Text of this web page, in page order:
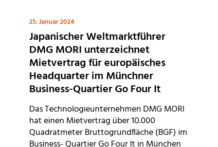
25. Januar 2024
Japanischer Weltmarktführer
DMG MORI unterzeichnet
Mietvertrag für europäisches
Headquarter im Münchner
Business-Quartier Go Four It
Das Technologieunternehmen DMG MORI
hat einen Mietvertrag über 10.000
Quadratmeter Bruttogrundfläche (BGF) im